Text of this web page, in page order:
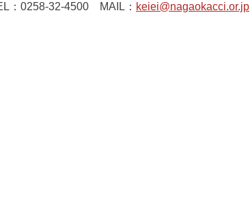
4500 MAIL： keiei@nagaokacci.or.jp